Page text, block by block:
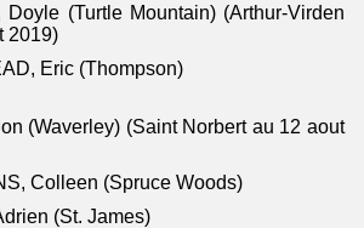
Doyle (Turtle Mountain) (Arthur-Virden
2019)
Eric (Thompson)
(Waverley) (Saint Norbert au 12 aout
Colleen (Spruce Woods)
(St. James)